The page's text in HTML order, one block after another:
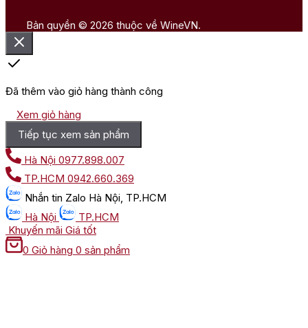
Bản quyền © 2026 thuộc về WineVN.
Đã thêm vào giỏ hàng thành công
Xem giỏ hàng
Tiếp tục xem sản phẩm
Hà Nội 0977.898.007
TP.HCM 0942.660.369
Nhắn tin Zalo Hà Nội, TP.HCM
Hà Nội
TP.HCM
Khuyến mãi Giá tốt
0 Giỏ hàng 0 sản phẩm